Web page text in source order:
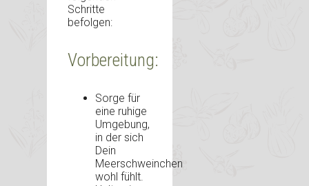
Schritte
befolgen:
Vorbereitung:
Sorge für
eine ruhige
Umgebung,
in der sich
Dein
Meerschweinchen
wohl fühlt.